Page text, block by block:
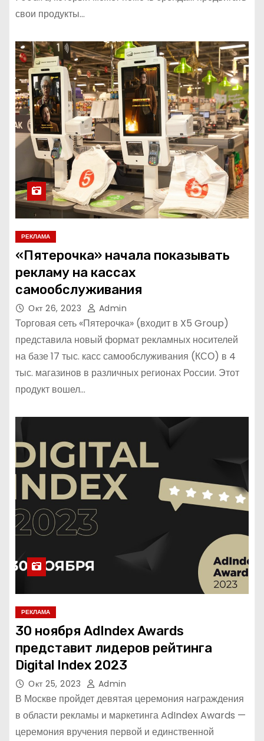
свои продукты…
РЕКЛАМА
«Пятерочка» начала показывать
рекламу на кассах
самообслуживания
Окт 26, 2023 Admin
Торговая сеть «Пятерочка» (входит в X5 Group)
представила новый формат рекламных носителей
на базе 17 тыс. касс самообслуживания (КСО) в 4
тыс. магазинов в различных регионах России. Этот
продукт вошел…
РЕКЛАМА
30 ноября AdIndex Awards
представит лидеров рейтинга
Digital Index 2023
Окт 25, 2023 Admin
В Москве пройдет девятая церемония награждения
в области рекламы и маркетинга AdIndex Awards —
церемония вручения первой и единственной